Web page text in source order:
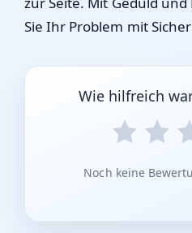
Sie Ihr Problem mit
Wie hilfreich
Noch keine